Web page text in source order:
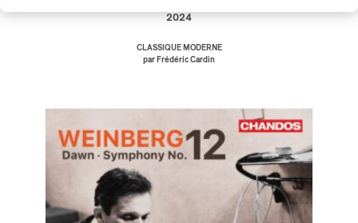
2024
CLASSIQUE MODERNE
par Frédéric Cardin